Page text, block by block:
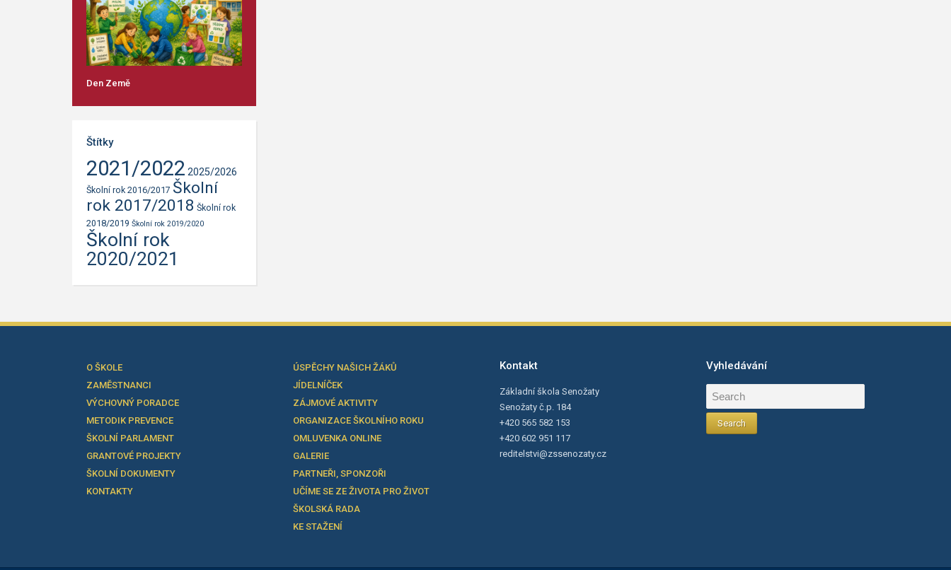
Den Země
Štítky
2021/2022 2025/2026
Školní rok 2016/2017 Školní
rok 2017/2018 Školní rok
2018/2019 Školní rok 2019/2020
Školní rok
2020/2021
O ŠKOLE
ZAMĚSTNANCI
VÝCHOVNÝ PORADCE
METODIK PREVENCE
ŠKOLNÍ PARLAMENT
GRANTOVÉ PROJEKTY
ŠKOLNÍ DOKUMENTY
KONTAKTY
ÚSPĚCHY NAŠICH ŽÁKŮ
JÍDELNÍČEK
ZÁJMOVÉ AKTIVITY
ORGANIZACE ŠKOLNÍHO ROKU
OMLUVENKA ONLINE
GALERIE
PARTNEŘI, SPONZOŘI
UČÍME SE ZE ŽIVOTA PRO ŽIVOT
ŠKOLSKÁ RADA
KE STAŽENÍ
Kontakt
Základní škola Senožaty
Senožaty č.p. 184
+420 565 582 153
+420 602 951 117
reditelstvi@zssenozaty.cz
Vyhledávání